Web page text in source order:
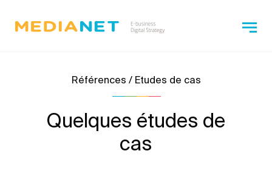
Références / Etudes de cas
Quelques études de
cas